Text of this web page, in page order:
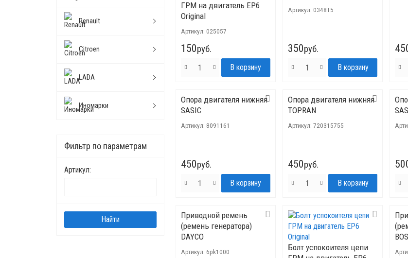
Renault
Citroen
LADA
Иномарки
Фильтр по параметрам
Артикул:
ГРМ на двигатель ЕР6
Original
Артикул: 025057
150руб.
Артикул: 0348T5
350руб.
Опора двигателя нижняя
SASIC
Артикул: 8091161
450руб.
Опора двигателя нижняя
TOPRAN
Артикул: 720315755
450руб.
Приводной ремень
(ремень генератора)
DAYCO
Артикул: 6pk1000
Болт успокоителя цепи